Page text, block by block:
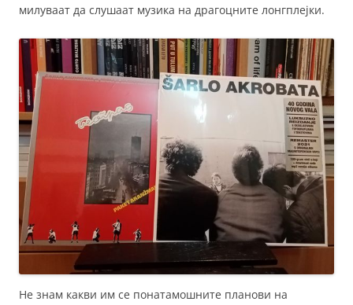
милуваат да слушаат музика на драгоцните лонгплејки.
Не знам какви им се понатамошните планови на